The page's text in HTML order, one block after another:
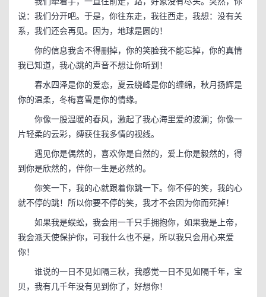
说：我们分开吧。于是，你往东走，我往西走，我想：没有关
系，我们还会再见。因为，地球是圆的！
你的信息我舍不得删掉，你的笑脸我不能忘掉，你的真情
我已知道，我心跳的声音不想让你听到！
春水四泽是你的爱恋，夏云绕峰是你的缠绵，秋月扬辉是
你的温柔，冬梅喜雪是你的情缘。
你像一股温暖的春风，激起了我心海里爱的波澜；你像一
片轻柔的云彩，缚获住我多情的视线。
遇见你是偶然的，喜欢你是自然的，爱上你是毅然的，得
到你是欣然的，伴你一生是必然的。
你笑一下，我的心就跟着你跳一下。你不停的笑，我的心
就不停的跳！所以你要不停的笑，我才不会因为你而死掉！
如果我是蜈蚣，我会用一千只手拥抱你，如果我是上帝，
我会派天使保护你，可我什么也不是，所以我只会用心来爱
你！
谁说的一日不见如隔三秋，我感觉一日不见如隔千年，宝
贝，我有几千年没有见到你了，好想你！